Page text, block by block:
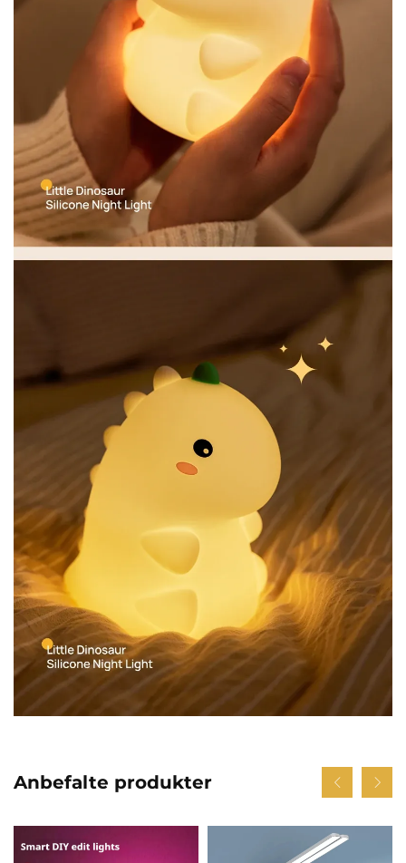
Anbefalte produkter